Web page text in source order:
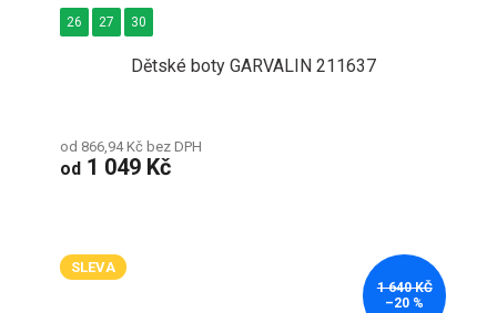
Dětské boty GARVALIN 211637
od 866,94 Kč bez DPH
od 1 049 Kč
26 27 30
SLEVA
1 640 KČ
–20 %